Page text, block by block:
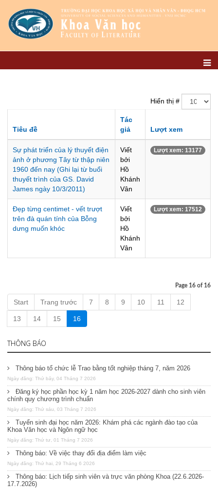
Hiển thị #
Tiêu đề
Tác
giả
Lượt xem
Sự phát triển của lý thuyết điện
ảnh ở phương Tây từ thập niên
1960 đến nay (Ghi lại từ buổi
thuyết trình của GS. David
James ngày 10/3/2011)
Viết
bởi
Hồ
Khánh
Vân
Lượt xem: 13177
Đẹp từng centimet - vết trượt
trên đà quán tính của Bỗng
dưng muốn khóc
Viết
bởi
Hồ
Khánh
Vân
Lượt xem: 17512
Page 16 of 16
Start Trang trước 7 8 9 10 11 12
13 14 15 16
THÔNG BÁO
Thông báo tổ chức lễ Trao bằng tốt nghiệp tháng 7, năm 2026
Ngày đăng: Thứ bảy, 04 Tháng 7 2026
Đăng ký học phần học kỳ 1 năm học 2026-2027 dành cho sinh viên
chính quy chương trình chuẩn
Ngày đăng: Thứ sáu, 03 Tháng 7 2026
Tuyển sinh đại học năm 2026: Khám phá các ngành đào tạo của
Khoa Văn học và Ngôn ngữ học
Ngày đăng: Thứ tư, 01 Tháng 7 2026
Thông báo: Về việc thay đổi địa điểm làm việc
Ngày đăng: Thứ hai, 29 Tháng 6 2026
Thông báo: Lịch tiếp sinh viên và trực văn phòng Khoa (22.6.2026-
17.7.2026)